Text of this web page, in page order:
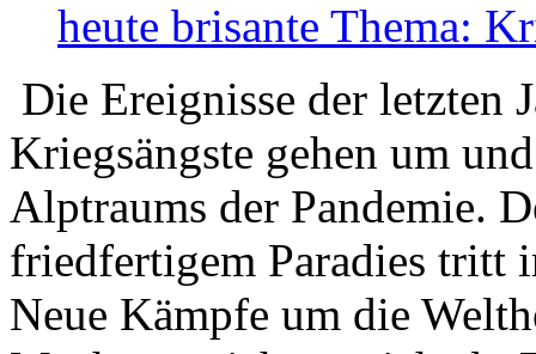
heute brisante Thema:
Die Ereignisse der letzten
Kriegsängste gehen um
Alptraums der Pandemie.
friedfertigem Paradies tritt
Neue Kämpfe um die